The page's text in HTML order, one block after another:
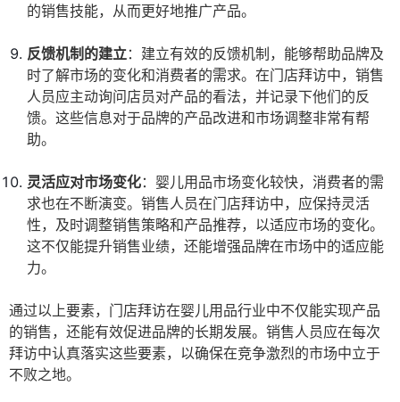
的销售技能，从而更好地推广产品。
反馈机制的建立：建立有效的反馈机制，能够帮助品牌及
时了解市场的变化和消费者的需求。在门店拜访中，销售
人员应主动询问店员对产品的看法，并记录下他们的反
馈。这些信息对于品牌的产品改进和市场调整非常有帮
助。
灵活应对市场变化：婴儿用品市场变化较快，消费者的需
求也在不断演变。销售人员在门店拜访中，应保持灵活
性，及时调整销售策略和产品推荐，以适应市场的变化。
这不仅能提升销售业绩，还能增强品牌在市场中的适应能
力。
通过以上要素，门店拜访在婴儿用品行业中不仅能实现产品
的销售，还能有效促进品牌的长期发展。销售人员应在每次
拜访中认真落实这些要素，以确保在竞争激烈的市场中立于
不败之地。